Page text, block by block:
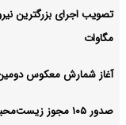
مگاوات
آغاز شمارش معکوس
صدور ۱۰۵ مجوز زیست‌محیطی نیروگاه‌های خورشیدی چهارمحال‌وبختیاری